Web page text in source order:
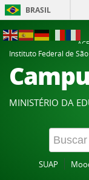
BRASIL
Instituto Federal de
MINISTÉRIO DA
SUAP